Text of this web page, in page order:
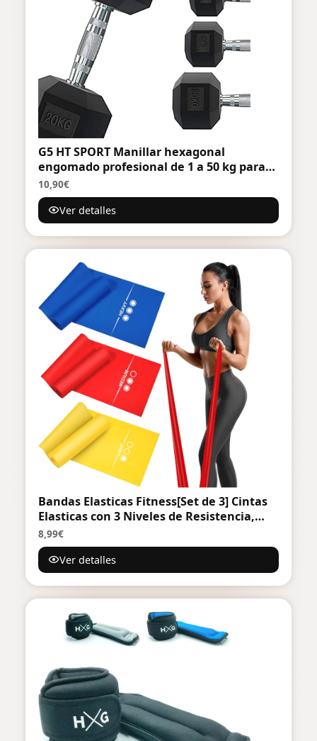
G5 HT SPORT Manillar hexagonal
engomado profesional de 1 a 50 kg para
pesas o gimnasio en casa, mango
ergonómico antideslizante
10,90€
Ver detalles
Bandas Elasticas Fitness[Set de 3] Cintas
Elasticas con 3 Niveles de Resistencia,
Pilates, Crossfit, Estiramientos
8,99€
Ver detalles